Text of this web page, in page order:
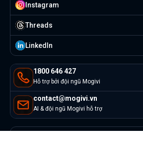
1800 646 427
Hỗ trợ bởi đội ngũ Mogivi
contact@mogivi.vn
AI & đội ngũ Mogivi hỗ trợ
Instagram
Threads
Linkedln